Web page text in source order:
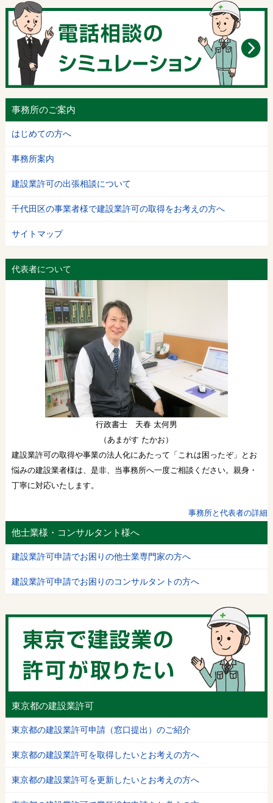
事務所のご案内
はじめての方へ
事務所案内
建設業許可の出張相談について
千代田区の事業者様で建設業許可の取得をお考えの方へ
サイトマップ
代表者について
行政書士 天春 太何男
（あまがす たかお）
建設業許可の取得や事業の法人化にあたって「これは困ったぞ」とお
悩みの建設業者様は、是非、当事務所へ一度ご相談ください。親身・
丁寧に対応いたします。
事務所と代表者の詳細
他士業様・コンサルタント様へ
建設業許可申請でお困りの他士業専門家の方へ
建設業許可申請でお困りのコンサルタントの方へ
東京都の建設業許可
東京都の建設業許可申請（窓口提出）のご紹介
東京都の建設業許可を取得したいとお考えの方へ
東京都の建設業許可を更新したいとお考えの方へ